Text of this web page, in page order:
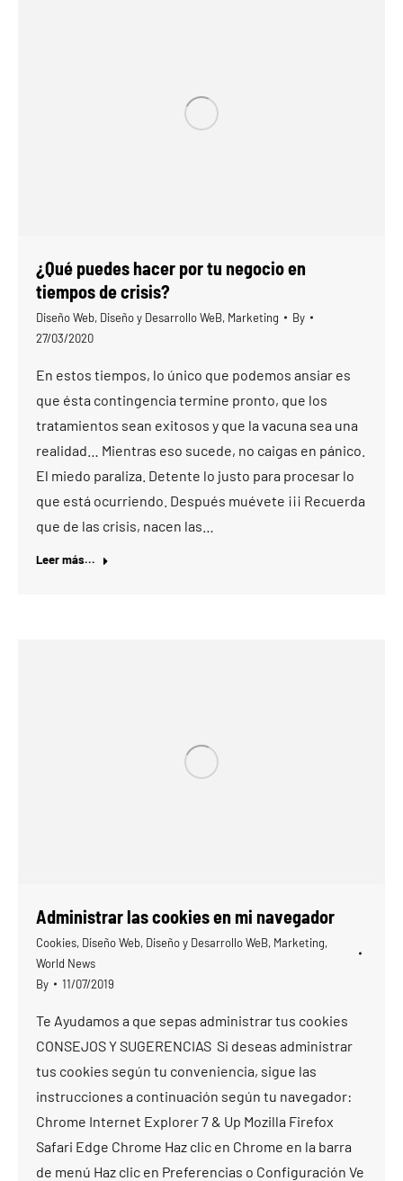
¿Qué puedes hacer por tu negocio en
tiempos de crisis?
Diseño Web, Diseño y Desarrollo WeB, Marketing
By
27/03/2020
En estos tiempos, lo único que podemos ansiar es
que ésta contingencia termine pronto, que los
tratamientos sean exitosos y que la vacuna sea una
realidad… Mientras eso sucede, no caigas en pánico.
El miedo paraliza. Detente lo justo para procesar lo
que está ocurriendo. Después muévete ¡¡¡ Recuerda
que de las crisis, nacen las…
Leer más...
Administrar las cookies en mi navegador
Cookies, Diseño Web, Diseño y Desarrollo WeB, Marketing,
World News
By
11/07/2019
Te Ayudamos a que sepas administrar tus cookies
CONSEJOS Y SUGERENCIAS Si deseas administrar
tus cookies según tu conveniencia, sigue las
instrucciones a continuación según tu navegador:
Chrome Internet Explorer 7 & Up Mozilla Firefox
Safari Edge Chrome Haz clic en Chrome en la barra
de menú Haz clic en Preferencias o Configuración Ve